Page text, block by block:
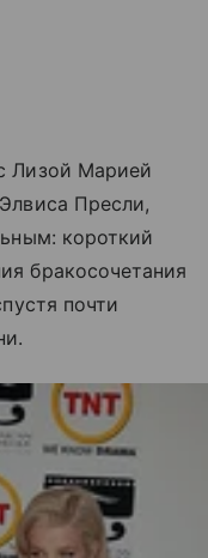
Лизой Марией
Пресли,
короткий
бракосочетания
почти